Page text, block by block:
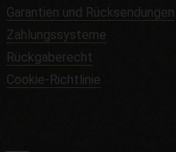
Garantien und Rücksendungen
Zahlungssysteme
Rückgaberecht
Cookie-Richtlinie